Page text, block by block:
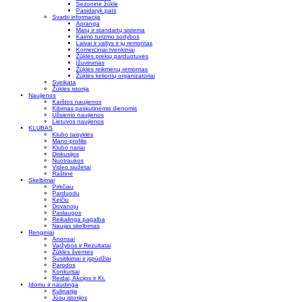
Sezoninė žūklė
Pasidaryk pats
Svarbi informacija
Apranga
Matų ir standartų sistema
Kaimo turizmo sodybos
Laivai ir valtys ir jų remontas
Komerciniai tvenkiniai
Žūklės prekių parduotuvės
Įžuvinimas
Žūklės reikmenų remontas
Žūklės kelionių organizatoriai
Sveikata
Žūklės istorija
Naujienos
Karštos naujienos
Kibimas paskutinėmis dienomis
Užsienio naujienos
Lietuvos naujienos
KLUBAS
Klubo taisyklės
Mano profilis
Klubo nariai
Diskusijos
Nuotraukos
Video siužetai
Raštinė
Skelbimai
Pirkčiau
Parduodu
Keičiu
Dovanoju
Paslaugos
Reikalinga pagalba
Naujas skelbimas
Renginiai
Anonsai
Varžybos ir Rezultatai
Žūklės šventės
Susitikimai ir įspūdžiai
Parodos
Konkursai
Reidai, Akcijos ir Kt.
Įdomu ir naudinga
Kulinarija
Jūsų istorijos